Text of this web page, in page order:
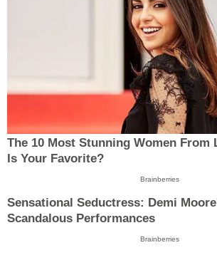
The 10 Most Stunning Women From
Is Your Favorite?
Brainberries
Sensational Seductress: Demi
Scandalous Performances
Brainberries